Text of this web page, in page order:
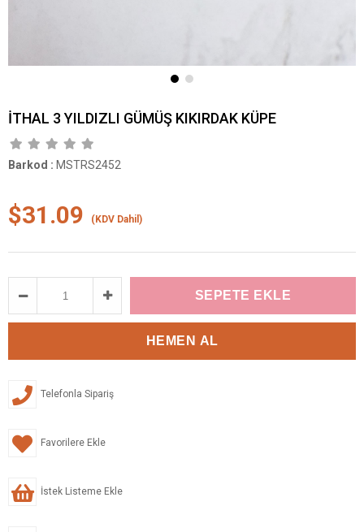
İTHAL 3 YILDIZLI GÜMÜŞ KIKIRDAK KÜPE
Barkod : MSTRS2452
$31.09 (KDV Dahil)
Telefonla Sipariş
Favorilere Ekle
İstek Listeme Ekle